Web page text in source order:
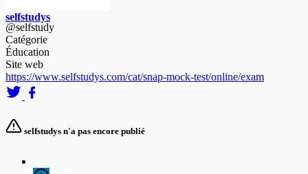
selfstudys
@selfstudy
Catégorie
Éducation
Site web
https://www.selfstudys.com/cat/snap-mock-test/online/exam
selfstudys n'a pas encore publié